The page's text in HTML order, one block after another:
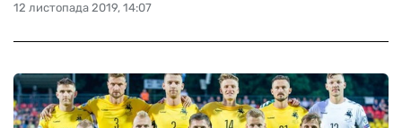
12 листопада 2019, 14:07